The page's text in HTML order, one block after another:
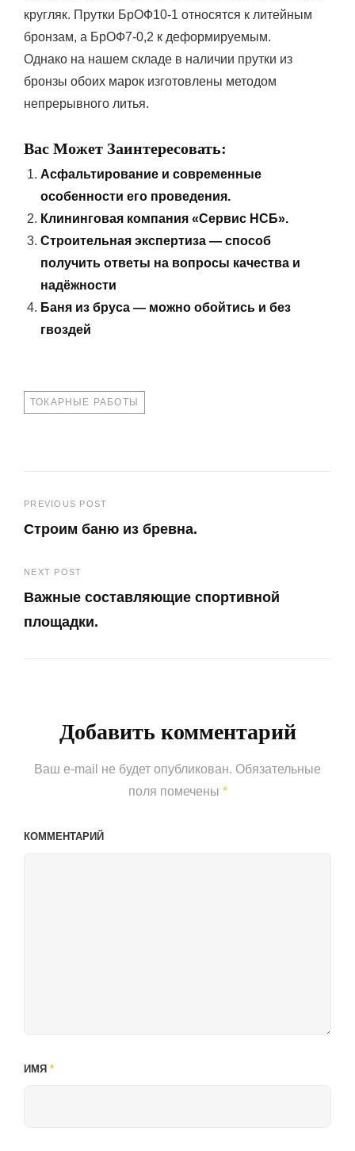
кругляк. Прутки БрОФ10-1 относятся к литейным
бронзам, а БрОФ7-0,2 к деформируемым.
Однако на нашем складе в наличии прутки из
бронзы обоих марок изготовлены методом
непрерывного литья.
Вас Может Заинтересовать:
Асфальтирование и современные
особенности его проведения.
Клининговая компания «Сервис НСБ».
Строительная экспертиза — способ
получить ответы на вопросы качества и
надёжности
Баня из бруса — можно обойтись и без
гвоздей
TAGS
ТОКАРНЫЕ РАБОТЫ
Навигация
по
записям
PREVIOUS POST
Строим баню из бревна.
Post
NEXT POST
Важные составляющие спортивной
площадки.
Добавить комментарий
Ваш e-mail не будет опубликован. Обязательные
поля помечены *
КОММЕНТАРИЙ
ИМЯ *